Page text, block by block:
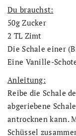
Du brauchst:
50g Zucker
2 TL Zimt
Die Schale einer
Eine Vanille-
Anleitung:
Reibe die Schale
abgeriebene
antrocknen kann.
Schüssel